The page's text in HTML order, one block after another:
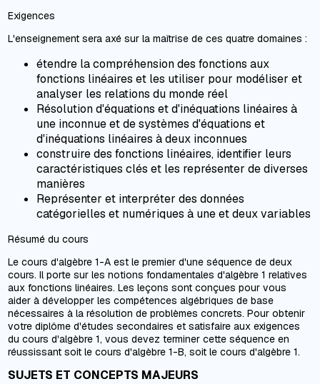
Exigences
L'enseignement sera axé sur la maîtrise de ces quatre domaines :
étendre la compréhension des fonctions aux
fonctions linéaires et les utiliser pour modéliser et
analyser les relations du monde réel
Résolution d'équations et d'inéquations linéaires à
une inconnue et de systèmes d'équations et
d'inéquations linéaires à deux inconnues
construire des fonctions linéaires, identifier leurs
caractéristiques clés et les représenter de diverses
manières
Représenter et interpréter des données
catégorielles et numériques à une et deux variables
Résumé du cours
Le cours d'algèbre 1-A est le premier d'une séquence de deux
cours. Il porte sur les notions fondamentales d'algèbre 1 relatives
aux fonctions linéaires. Les leçons sont conçues pour vous
aider à développer les compétences algébriques de base
nécessaires à la résolution de problèmes concrets. Pour obtenir
votre diplôme d'études secondaires et satisfaire aux exigences
du cours d'algèbre 1, vous devez terminer cette séquence en
réussissant soit le cours d'algèbre 1-B, soit le cours d'algèbre 1.
SUJETS ET CONCEPTS MAJEURS